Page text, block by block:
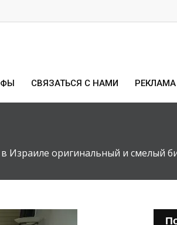
СВЯЗАТЬСЯ С НАМИ РЕКЛАМА
Израиле оригинальный и смелый